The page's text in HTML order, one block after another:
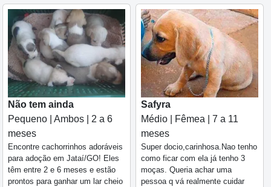
Não tem ainda
Pequeno | Ambos | 2 a 6
meses
Encontre cachorrinhos adoráveis
para adoção em Jataí/GO! Eles
têm entre 2 e 6 meses e estão
prontos para ganhar um lar cheio
Safyra
Médio | Fêmea | 7 a 11
meses
Super docio,carinhosa.Nao tenho
como ficar com ela já tenho 3
moças. Queria achar uma
pessoa q vá realmente cuidar